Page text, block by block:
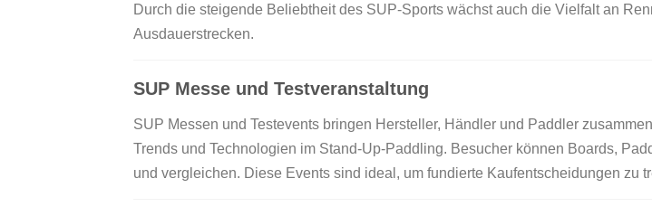
Durch die steigende Beliebtheit des SUP‑Sports wächst auch die Vielfalt an
Ausdauerstrecken.
SUP Messe und Testveranstaltung
SUP Messen und Testevents bringen Hersteller, Händler und Paddler
Trends und Technologien im Stand-Up-Paddling. Besucher können Boards,
und vergleichen. Diese Events sind ideal, um fundierte Kaufentscheidungen zu